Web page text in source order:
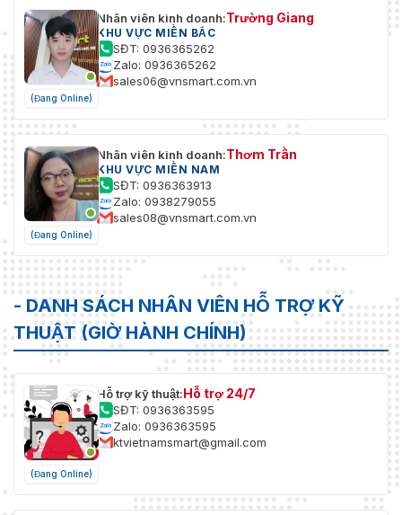
(Đang Online)
Nhân viên kinh doanh:Trường Giang
KHU VỰC MIỀN BẮC
SĐT: 0936365262
Zalo: 0936365262
sales06@vnsmart.com.vn
(Đang Online)
Nhân viên kinh doanh:Thơm Trần
KHU VỰC MIỀN NAM
SĐT: 0936363913
Zalo: 0938279055
sales08@vnsmart.com.vn
- DANH SÁCH NHÂN VIÊN HỖ TRỢ KỸ
THUẬT (GIỜ HÀNH CHÍNH)
(Đang Online)
Hỗ trợ kỹ thuật:Hỗ trợ 24/7
SĐT: 0936363595
Zalo: 0936363595
ktvietnamsmart@gmail.com